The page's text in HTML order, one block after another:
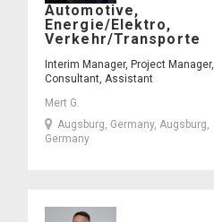
Mert
G.
–
Automotive,
Energie/Elektro,
Verkehr/Transporte
Interim Manager, Project Manager,
Consultant, Assistant
Mert G.
Augsburg, Germany, Augsburg,
Germany